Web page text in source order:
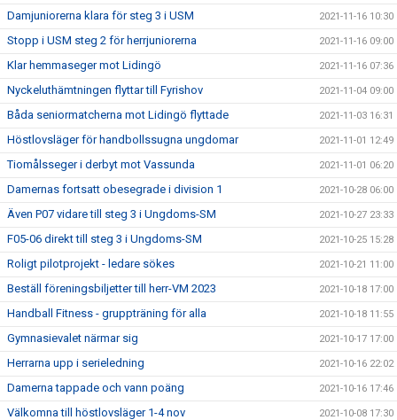
Damjuniorerna klara för steg 3 i USM 2021-11-16 10:30
Stopp i USM steg 2 för herrjuniorerna 2021-11-16 09:00
Klar hemmaseger mot Lidingö 2021-11-16 07:36
Nyckeluthämtningen flyttar till Fyrishov 2021-11-04 09:00
Båda seniormatcherna mot Lidingö flyttade 2021-11-03 16:31
Höstlovsläger för handbollssugna ungdomar 2021-11-01 12:49
Tiomålsseger i derbyt mot Vassunda 2021-11-01 06:20
Damernas fortsatt obesegrade i division 1 2021-10-28 06:00
Även P07 vidare till steg 3 i Ungdoms-SM 2021-10-27 23:33
F05-06 direkt till steg 3 i Ungdoms-SM 2021-10-25 15:28
Roligt pilotprojekt - ledare sökes 2021-10-21 11:00
Beställ föreningsbiljetter till herr-VM 2023 2021-10-18 17:00
Handball Fitness - gruppträning för alla 2021-10-18 11:55
Gymnasievalet närmar sig 2021-10-17 17:00
Herrarna upp i serieledning 2021-10-16 22:02
Damerna tappade och vann poäng 2021-10-16 17:46
Välkomna till höstlovsläger 1-4 nov 2021-10-08 17:30